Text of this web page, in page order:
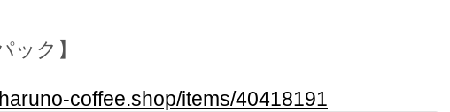
ック】
coffee.shop/items/40418191